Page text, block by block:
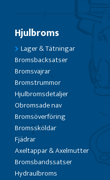
Hjulbroms
Lager & Tätningar
Bromsbacksatser
Bromsvajrar
Bromstrummor
Hjulbromsdetaljer
Obromsade nav
Bromsöverföring
Bromssköldar
Fjädrar
Axeltappar & Axelmutter
Bromsbandssatser
Hydraulbroms